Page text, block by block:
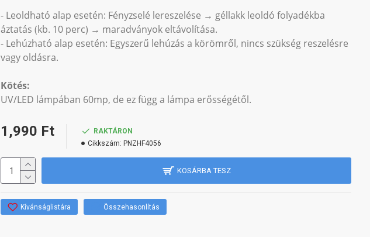
- Leoldható alap esetén: Fényzselé lereszelése → géllakk leoldó folyadékba
áztatás (kb. 10 perc) → maradványok eltávolítása.
- Lehúzható alap esetén: Egyszerű lehúzás a körömről, nincs szükség reszelésre
vagy oldásra.
Kötés:
UV/LED lámpában 60mp, de ez függ a lámpa erősségétől.
1,990 Ft
RAKTÁRON
Cikkszám: PNZHF4056
KOSÁRBA TESZ
Kívánságlistára Összehasonlítás